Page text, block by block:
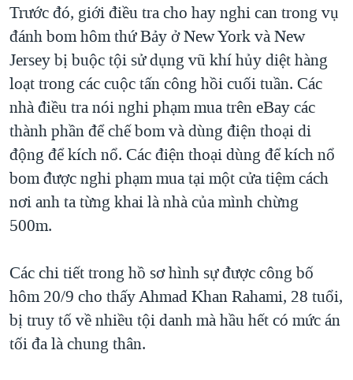
Trước đó, giới điều tra cho hay nghi can trong vụ
đánh bom hôm thứ Bảy ở New York và New
Jersey bị buộc tội sử dụng vũ khí hủy diệt hàng
loạt trong các cuộc tấn công hồi cuối tuần. Các
nhà điều tra nói nghi phạm mua trên eBay các
thành phần để chế bom và dùng điện thoại di
động để kích nổ. Các điện thoại dùng để kích nổ
bom được nghi phạm mua tại một cửa tiệm cách
nơi anh ta từng khai là nhà của mình chừng
500m.
Các chi tiết trong hồ sơ hình sự được công bố
hôm 20/9 cho thấy Ahmad Khan Rahami, 28 tuổi,
bị truy tố về nhiều tội danh mà hầu hết có mức án
tối đa là chung thân.